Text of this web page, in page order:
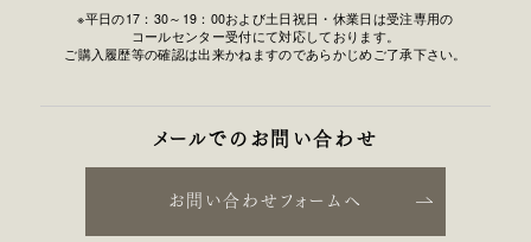
※平日の17：30～19：00および土日祝日・休業日は受注専用の
コールセンター受付にて対応しております。
ご購入履歴等の確認は出来かねますのであらかじめご了承下さい。
メールでのお問い合わせ
お問い合わせフォームへ